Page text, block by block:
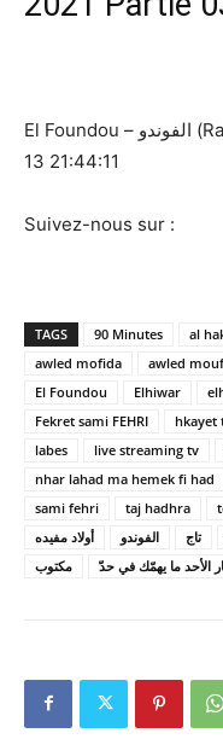
El Foundou – الفوندو (Ramadan 2021 épisode du 2021-04-
13 21:44:11
Suivez-nous sur :
TAGS 90 Minutes al
awled mofida
awled
El Foundou
Elhiwar
Fekret sami FEHRI
hkayet
labes
live streaming tv
nhar lahad ma hemek fi had
sami fehri
taj hadhra
أولاد مفيده
الفوندو تاج
مكتوب
الأحد ما يهمّك في حدّ